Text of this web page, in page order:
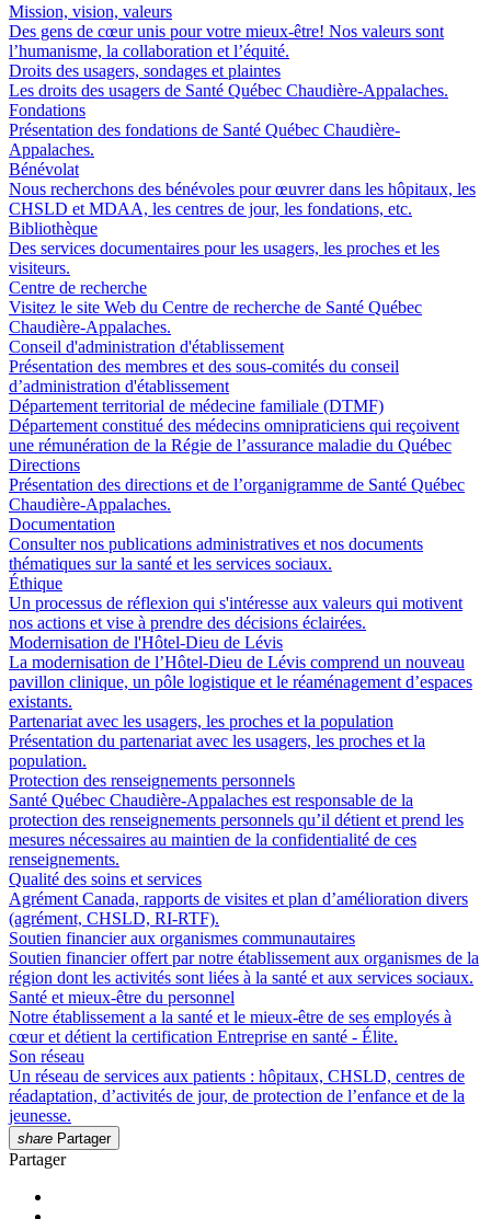
Mission, vision, valeurs
Des gens de cœur unis pour votre mieux-être! Nos valeurs sont
l’humanisme, la collaboration et l’équité.
Droits des usagers, sondages et plaintes
Les droits des usagers de Santé Québec Chaudière-Appalaches.
Fondations
Présentation des fondations de Santé Québec Chaudière-
Appalaches.
Bénévolat
Nous recherchons des bénévoles pour œuvrer dans les hôpitaux, les
CHSLD et MDAA, les centres de jour, les fondations, etc.
Bibliothèque
Des services documentaires pour les usagers, les proches et les
visiteurs.
Centre de recherche
Visitez le site Web du Centre de recherche de Santé Québec
Chaudière-Appalaches.
Conseil d'administration d'établissement
Présentation des membres et des sous-comités du conseil
d’administration d'établissement
Département territorial de médecine familiale (DTMF)
Département constitué des médecins omnipraticiens qui reçoivent
une rémunération de la Régie de l’assurance maladie du Québec
Directions
Présentation des directions et de l’organigramme de Santé Québec
Chaudière-Appalaches.
Documentation
Consulter nos publications administratives et nos documents
thématiques sur la santé et les services sociaux.
Éthique
Un processus de réflexion qui s'intéresse aux valeurs qui motivent
nos actions et vise à prendre des décisions éclairées.
Modernisation de l'Hôtel-Dieu de Lévis
La modernisation de l’Hôtel‑Dieu de Lévis comprend un nouveau
pavillon clinique, un pôle logistique et le réaménagement d’espaces
existants.
Partenariat avec les usagers, les proches et la population
Présentation du partenariat avec les usagers, les proches et la
population.
Protection des renseignements personnels
Santé Québec Chaudière-Appalaches est responsable de la
protection des renseignements personnels qu’il détient et prend les
mesures nécessaires au maintien de la confidentialité de ces
renseignements.
Qualité des soins et services
Agrément Canada, rapports de visites et plan d’amélioration divers
(agrément, CHSLD, RI-RTF).
Soutien financier aux organismes communautaires
Soutien financier offert par notre établissement aux organismes de la
région dont les activités sont liées à la santé et aux services sociaux.
Santé et mieux-être du personnel
Notre établissement a la santé et le mieux-être de ses employés à
cœur et détient la certification Entreprise en santé - Élite.
Son réseau
Un réseau de services aux patients : hôpitaux, CHSLD, centres de
réadaptation, d’activités de jour, de protection de l’enfance et de la
jeunesse.
share Partager
Partager